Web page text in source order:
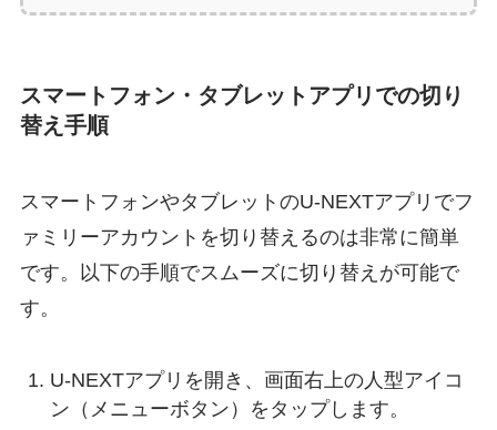
スマートフォン・タブレットアプリでの切り
替え手順
スマートフォンやタブレットのU-NEXTアプリでフ
ァミリーアカウントを切り替えるのは非常に簡単
です。以下の手順でスムーズに切り替えが可能で
す。
U-NEXTアプリを開き、画面右上の人型アイコ
ン（メニューボタン）をタップします。